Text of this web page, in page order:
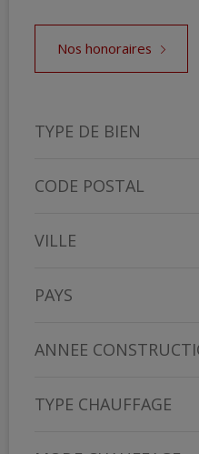
Nos honoraires
TYPE DE BIEN
CODE POSTAL
VILLE
PAYS
ANNEE
TYPE CHAUFFAGE